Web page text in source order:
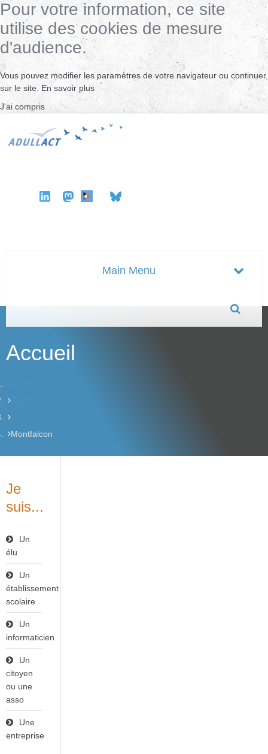
Pour votre information, ce site
utilise des cookies de mesure
d'audience.
Vous pouvez modifier les paramètres de votre navigateur ou continuer
sur le site. En savoir plus
J'ai compris
Accueil
Montfalcon
Je
suis...
Un
élu
Un
établissement
scolaire
Un
informaticien
Un
citoyen
ou une
asso
Une
entreprise